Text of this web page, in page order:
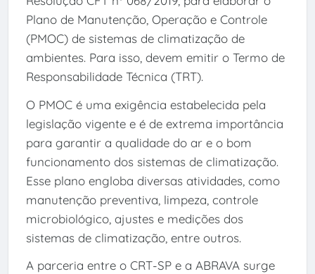
Plano de Manutenção, Operação e Controle
(PMOC) de sistemas de climatização de
ambientes. Para isso, devem emitir o Termo de
Responsabilidade Técnica (TRT).
O PMOC é uma exigência estabelecida pela
legislação vigente e é de extrema importância
para garantir a qualidade do ar e o bom
funcionamento dos sistemas de climatização.
Esse plano engloba diversas atividades, como
manutenção preventiva, limpeza, controle
microbiológico, ajustes e medições dos
sistemas de climatização, entre outros.
A parceria entre o CRT-SP e a ABRAVA surge